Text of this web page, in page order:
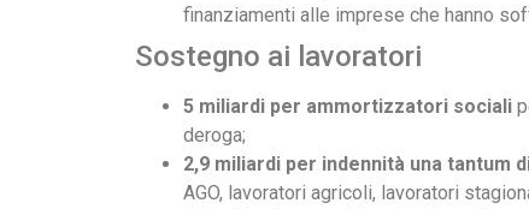
finanziamenti alle imprese che hanno
Sostegno ai lavoratori
5 miliardi per ammortizzatori sociali
deroga;
2,9 miliardi per indennità una tantum
AGO, lavoratori agricoli, lavoratori